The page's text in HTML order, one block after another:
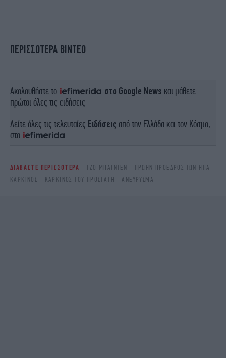
ΠΕΡΙΣΣΟΤΕΡΑ ΒΙΝΤΕΟ
Ακολουθήστε το στο Google News και μάθετε
πρώτοι όλες τις ειδήσεις
Δείτε όλες τις τελευταίες Ειδήσεις από την Ελλάδα και τον Κόσμο,
στο
ΔΙΑΒΑΣΤΕ ΠΕΡΙΣΣΟΤΕΡΑ ΤΖΟ ΜΠΆΙΝΤΕΝ
ΠΡΏΗΝ ΠΡΌΕΔΡΟΣ ΤΩΝ ΗΠΑ
ΚΑΡΚΊΝΟΣ
ΚΑΡΚΊΝΟΣ ΤΟΥ ΠΡΟΣΤΆΤΗ ΑΝΕΎΡΥΣΜΑ